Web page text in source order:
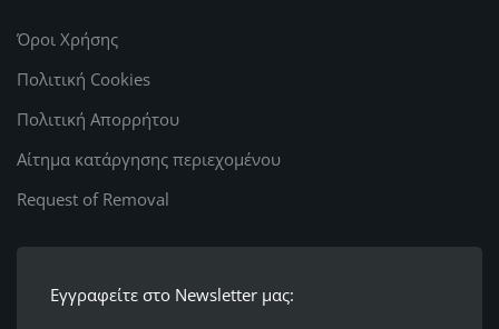
Όροι Χρήσης
Πολιτική Cookies
Πολιτική Απορρήτου
Αίτημα κατάργησης περιεχομένου
Request of Removal
Εγγραφείτε στο Newsletter μας: